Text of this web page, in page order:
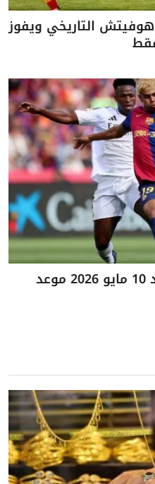
التاريخي ويفوز
كلاسيكو الأرض اليوم الأحد 10 مايو 2026 موعد